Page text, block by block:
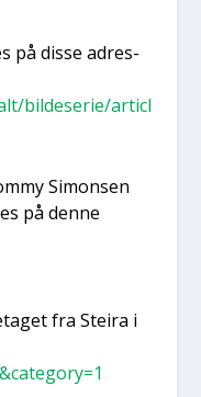
på dis­se adres­
bildeserie/articl
Simon­sen
på den­ne
fra Steira i